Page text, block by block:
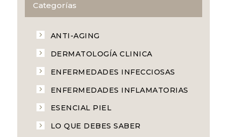
Categorías
ANTI-AGING
DERMATOLOGÍA CLINICA
ENFERMEDADES INFECCIOSAS
ENFERMEDADES INFLAMATORIAS
ESENCIAL PIEL
LO QUE DEBES SABER